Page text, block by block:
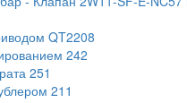
QT2208
242
251
211